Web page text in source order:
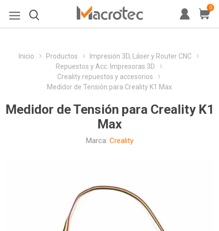
0
Inicio Productos
Impresión 3D, Láser y Router CNC
Repuestos y Acc. Impresoras 3D
Creality repuestos y accesorios
Medidor de Tensión para Creality K1 Max
Medidor de Tensión para Creality K1
Max
Marca: Creality